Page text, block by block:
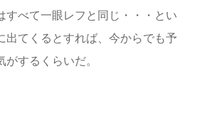
すべて一眼レフと同じ・・・とい
出てくるとすれば、今からでも予
するくらいだ。